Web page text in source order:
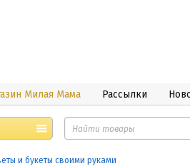
Милая Мама Рассылки
и букеты своими руками